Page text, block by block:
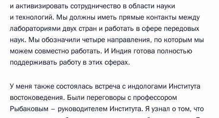
и активизировать сотрудничество в области науки
и технологий. Мы должны иметь прямые контакты между
лабораториями двух стран и работать в сфере передовых
наук. Мы обозначили четыре направления, по которым мы
можем совместно работать. И Индия готова полностью
поддерживать работу в этих сферах.
У меня также состоялась встреча с индологами Института
востоковедения. Были переговоры с профессором
Рыбаковым – руководителем Института. Я узнал о том, что